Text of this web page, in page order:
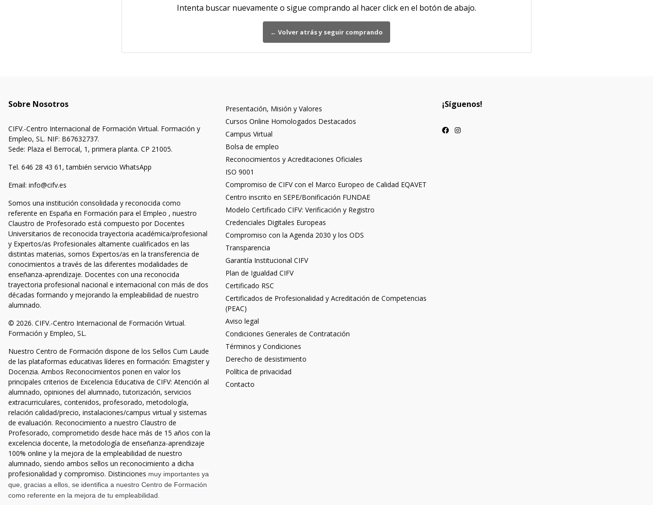
Intenta buscar nuevamente o sigue comprando al hacer click en el botón de abajo.
← Volver atrás y seguir comprando
Sobre Nosotros
CIFV.-Centro Internacional de Formación Virtual. Formación y
Empleo, SL. NIF: B67632737.
Sede: Plaza el Berrocal, 1, primera planta. CP 21005.
Tel. 646 28 43 61, también servicio WhatsApp
Email: info@cifv.es
Somos una institución consolidada y reconocida como
referente en España en Formación para el Empleo , nuestro
Claustro de Profesorado está compuesto por Docentes
Universitarios de reconocida trayectoria académica/profesional
y Expertos/as Profesionales altamente cualificados en las
distintas materias, somos Expertos/as en la transferencia de
conocimientos a través de las diferentes modalidades de
enseñanza-aprendizaje. Docentes con una reconocida
trayectoria profesional nacional e internacional con más de dos
décadas formando y mejorando la empleabilidad de nuestro
alumnado.
© 2026. CIFV.-Centro Internacional de Formación Virtual.
Formación y Empleo, SL.
Nuestro Centro de Formación dispone de los Sellos Cum Laude
de las plataformas educativas líderes en formación: Emagister y
Docenzia. Ambos Reconocimientos ponen en valor los
principales criterios de Excelencia Educativa de CIFV: Atención al
alumnado, opiniones del alumnado, tutorización, servicios
extracurriculares, contenidos, profesorado, metodología,
relación calidad/precio, instalaciones/campus virtual y sistemas
de evaluación. Reconocimiento a nuestro Claustro de
Profesorado, comprometido desde hace más de 15 años con la
excelencia docente, la metodología de enseñanza-aprendizaje
100% online y la mejora de la empleabilidad de nuestro
alumnado, siendo ambos sellos un reconocimiento a dicha
profesionalidad y compromiso. Distinciones muy importantes ya
que, gracias a ellos, se identifica a nuestro Centro de Formación
como referente en la mejora de tu empleabilidad.
Presentación, Misión y Valores
Cursos Online Homologados Destacados
Campus Virtual
Bolsa de empleo
Reconocimientos y Acreditaciones Oficiales
ISO 9001
Compromiso de CIFV con el Marco Europeo de Calidad EQAVET
Centro inscrito en SEPE/Bonificación FUNDAE
Modelo Certificado CIFV: Verificación y Registro
Credenciales Digitales Europeas
Compromiso con la Agenda 2030 y los ODS
Transparencia
Garantía Institucional CIFV
Plan de Igualdad CIFV
Certificado RSC
Certificados de Profesionalidad y Acreditación de Competencias
(PEAC)
Aviso legal
Condiciones Generales de Contratación
Términos y Condiciones
Derecho de desistimiento
Política de privacidad
Contacto
¡Síguenos!